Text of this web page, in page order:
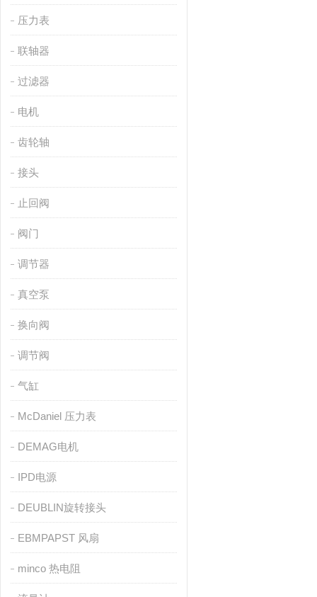
压力表
联轴器
过滤器
电机
齿轮轴
接头
止回阀
阀门
调节器
真空泵
换向阀
调节阀
气缸
McDaniel 压力表
DEMAG电机
IPD电源
DEUBLIN旋转接头
EBMPAPST 风扇
minco 热电阻